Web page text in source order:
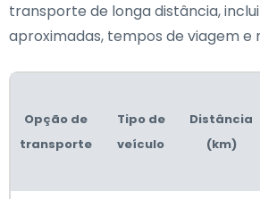
transporte de longa distância,
aproximadas, tempos de viagem e
Opção de
transporte
Tipo de
veículo
Distância
(km)